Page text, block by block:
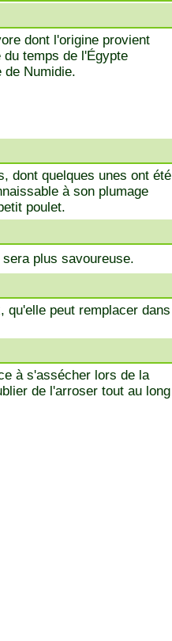
dont l'origine provient
temps de l'Égypte
de Numidie.
dont quelques unes ont été
à son plumage
poulet.
plus savoureuse.
qu'elle peut remplacer dans
à s'assécher lors de la
de l'arroser tout au long